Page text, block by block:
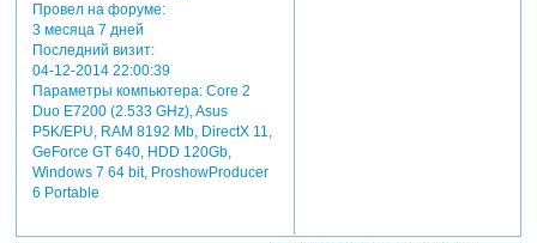
Провел на форуме:
3 месяца 7 дней
Последний визит:
04-12-2014 22:00:39
Параметры компьютера:Core 2
Duo E7200 (2.533 GHz), Asus
P5K/EPU, RAM 8192 Mb, DirectX 11,
GeForce GT 640, HDD 120Gb,
Windows 7 64 bit, ProshowProducer
6 Portable